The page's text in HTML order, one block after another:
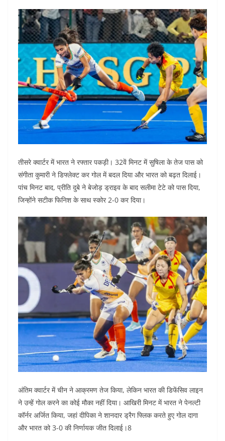
तीसरे क्वार्टर में भारत ने रफ्तार पकड़ी। 32वें मिनट में सुषिला के तेज पास को
संगीता कुमारी ने डिफ्लेक्ट कर गोल में बदल दिया और भारत को बढ़त दिलाई।
पांच मिनट बाद, प्रीति दुबे ने बेजोड़ ड्राइव के बाद सलीमा टेटे को पास दिया,
जिन्होंने सटीक फिनिश के साथ स्कोर 2-0 कर दिया।
अंतिम क्वार्टर में चीन ने आक्रमण तेज किया, लेकिन भारत की डिफेंसिव लाइन
ने उन्हें गोल करने का कोई मौका नहीं दिया। आखिरी मिनट में भारत ने पेनल्टी
कॉर्नर अर्जित किया, जहां दीपिका ने शानदार ड्रैग फ्लिक करते हुए गोल दागा
और भारत को 3-0 की निर्णायक जीत दिलाई।8